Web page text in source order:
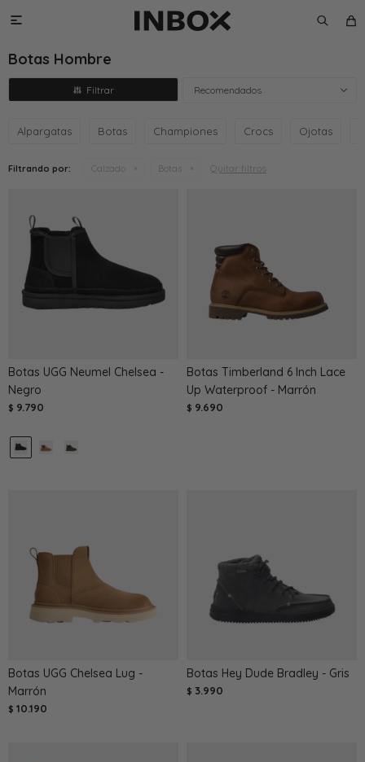

Botas Hombre
Recomendados
Alpargatas Botas Championes Crocs Ojotas
Filtrando por: Calzado Botas Quitar filtros
Botas UGG Neumel Chelsea -
Negro
$ 9.790
Botas Timberland 6 Inch Lace
Up Waterproof - Marrón
$ 9.690
Botas UGG Chelsea Lug -
Marrón
$ 10.190
Botas Hey Dude Bradley - Gris
$ 3.990